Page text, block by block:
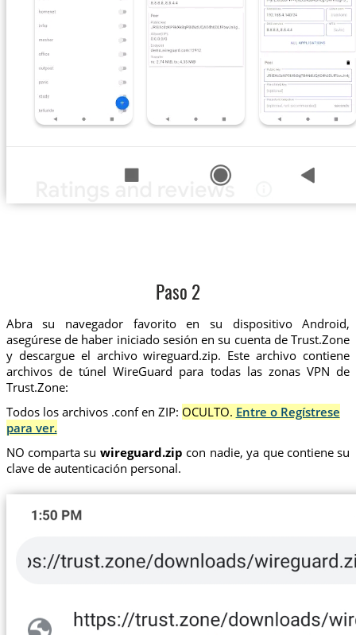
Paso 2
Abra su navegador favorito en su dispositivo Android,
asegúrese de haber iniciado sesión en su cuenta de Trust.Zone
y descargue el archivo wireguard.zip. Este archivo contiene
archivos de túnel WireGuard para todas las zonas VPN de
Trust.Zone:
Todos los archivos .conf en ZIP: OCULTO. Entre o Regístrese
para ver.
NO comparta su wireguard.zip con nadie, ya que contiene su
clave de autenticación personal.